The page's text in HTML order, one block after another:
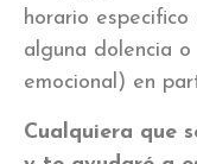
horario
alguna dolencia
emocional) en
Cualquiera que